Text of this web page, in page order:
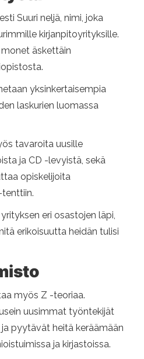
Suuri neljä, nimi, joka
kirjanpitoyrityksille.
äskettäin
yksinkertaisempia
laskurien luomassa
tavaroita uusille
ja CD -levyistä, sekä
opiskelijoita
eri osastojen läpi,
erikoisuutta heidän tulisi
myös Z -teoriaa.
uusimmat työntekijät
pyytävät heitä keräämään
ja kirjastoissa.